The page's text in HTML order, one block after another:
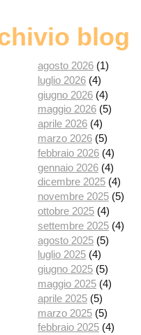
blog
agosto 2026 (1)
luglio 2026 (4)
giugno 2026 (4)
maggio 2026 (5)
aprile 2026 (4)
marzo 2026 (5)
febbraio 2026 (4)
gennaio 2026 (4)
dicembre 2025 (4)
novembre 2025 (5)
ottobre 2025 (4)
settembre 2025 (4)
agosto 2025 (5)
luglio 2025 (4)
giugno 2025 (5)
maggio 2025 (4)
aprile 2025 (5)
marzo 2025 (5)
febbraio 2025 (4)